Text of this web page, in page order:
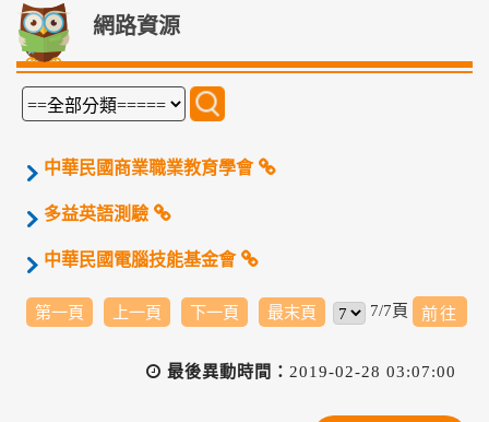
網路資源
中華民國商業職業教育學會
多益英語測驗
中華民國電腦技能基金會
第一頁 上一頁 下一頁 最末頁 7/7頁
最後異動時間： 2019-02-28 03:07:00